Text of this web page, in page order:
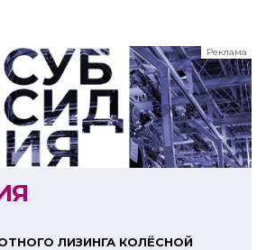
Реклама
ООО "ЛК Эволюция"
ИНН 9724016636
erid: nyi26TK8Sykg5SPCgA2w5MdVpLJdC9hh
ЛИЗИНГА КОЛЁСНОЙ